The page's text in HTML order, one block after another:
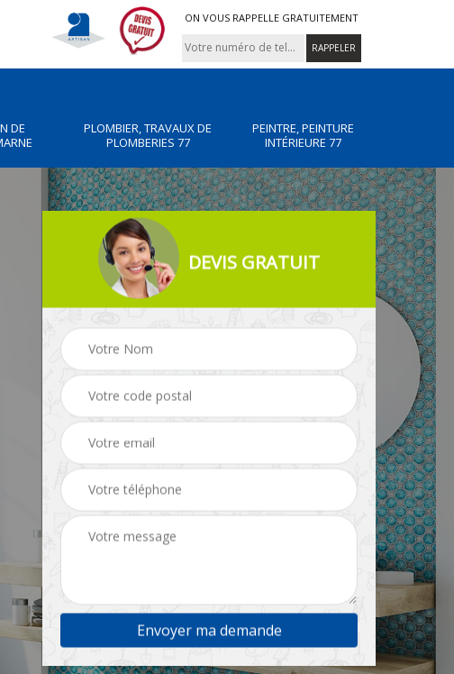
ON VOUS RAPPELLE GRATUITEMENT
DE
PLOMBIER, TRAVAUX DE
PLOMBERIES 77
PEINTRE, PEINTURE
INTÉRIEURE 77
travaux de Peintre, peinture
intérieure 77
Rénovation de maison
DEVIS GRATUIT